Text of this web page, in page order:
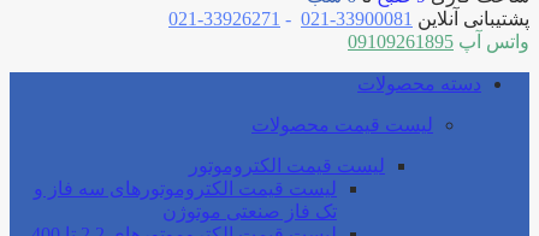
پشتیبانی آنلاین 33900081-021
-
33926271-021
واتس آپ 09109261895
دسته محصولات
لیست قیمت محصولات
لیست قیمت الکتروموتور
لیست قیمت الکتروموتورهای سه فاز و
تک فاز صنعتی موتوژن